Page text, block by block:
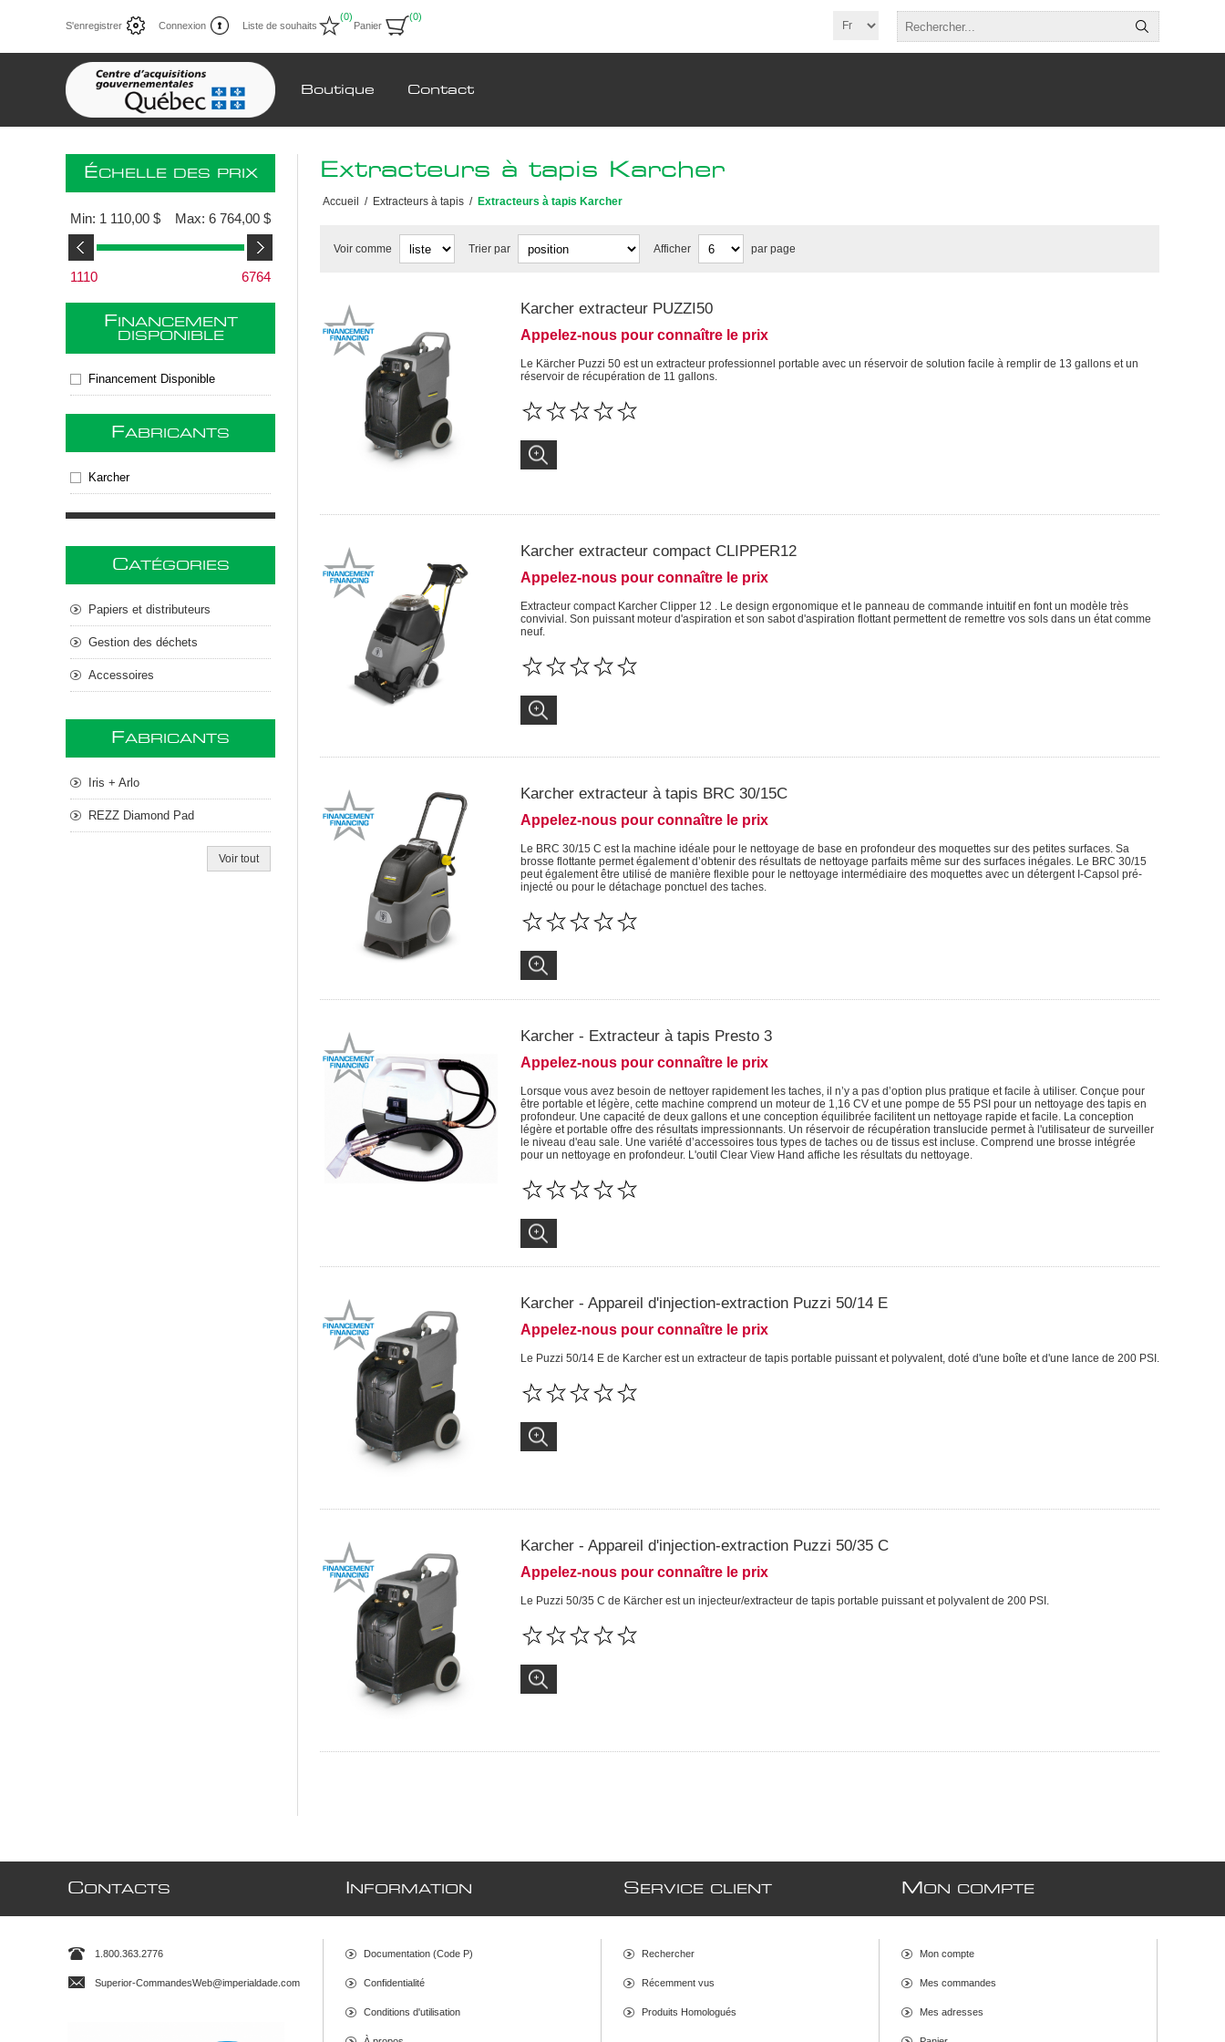
S'enregistrer Connexion Liste de souhaits
(0)
Panier
(0)
Boutique Contact
Extracteurs à tapis Karcher
Accueil / Extracteurs à tapis / Extracteurs à tapis Karcher
Voir comme Trier par Afficher par page
Karcher extracteur PUZZI50
Appelez-nous pour connaître le prix
Le Kärcher Puzzi 50 est un extracteur professionnel portable avec un réservoir de solution facile à remplir de 13 gallons et un
réservoir de récupération de 11 gallons.
Karcher extracteur compact CLIPPER12
Appelez-nous pour connaître le prix
Extracteur compact Karcher Clipper 12 . Le design ergonomique et le panneau de commande intuitif en font un modèle très
convivial. Son puissant moteur d'aspiration et son sabot d'aspiration flottant permettent de remettre vos sols dans un état comme
neuf.
Karcher extracteur à tapis BRC 30/15C
Appelez-nous pour connaître le prix
Le BRC 30/15 C est la machine idéale pour le nettoyage de base en profondeur des moquettes sur des petites surfaces. Sa
brosse flottante permet également d’obtenir des résultats de nettoyage parfaits même sur des surfaces inégales. Le BRC 30/15
peut également être utilisé de manière flexible pour le nettoyage intermédiaire des moquettes avec un détergent I-Capsol pré-
injecté ou pour le détachage ponctuel des taches.
Karcher - Extracteur à tapis Presto 3
Appelez-nous pour connaître le prix
Lorsque vous avez besoin de nettoyer rapidement les taches, il n’y a pas d’option plus pratique et facile à utiliser. Conçue pour
être portable et légère, cette machine comprend un moteur de 1,16 CV et une pompe de 55 PSI pour un nettoyage des tapis en
profondeur. Une capacité de deux gallons et une conception équilibrée facilitent un nettoyage rapide et facile. La conception
légère et portable offre des résultats impressionnants. Un réservoir de récupération translucide permet à l'utilisateur de surveiller
le niveau d'eau sale. Une variété d’accessoires tous types de taches ou de tissus est incluse. Comprend une brosse intégrée
pour un nettoyage en profondeur. L'outil Clear View Hand affiche les résultats du nettoyage.
Karcher - Appareil d'injection-extraction Puzzi 50/14 E
Appelez-nous pour connaître le prix
Le Puzzi 50/14 E de Karcher est un extracteur de tapis portable puissant et polyvalent, doté d'une boîte et d'une lance de 200 PSI.
Karcher - Appareil d'injection-extraction Puzzi 50/35 C
Appelez-nous pour connaître le prix
Le Puzzi 50/35 C de Kärcher est un injecteur/extracteur de tapis portable puissant et polyvalent de 200 PSI.
ÉCHELLE DES PRIX
Min: 1 110,00 $ Max: 6 764,00 $
1110 6764
F INANCEMENT
DISPONIBLE
Financement Disponible
FABRICANTS
Karcher
CATÉGORIES
Papiers et distributeurs
Gestion des déchets
Accessoires
FABRICANTS
Iris + Arlo
REZZ Diamond Pad
Voir tout
CONTACTS
1.800.363.2776
Superior-CommandesWeb@imperialdade.com
NFORMATION
Documentation (Code P)
Confidentialité
Conditions d'utilisation
S ERVICE CLIENT
Rechercher
Récemment vus
Produits Homologués
M ON COMPTE
Mon compte
Mes commandes
Mes adresses